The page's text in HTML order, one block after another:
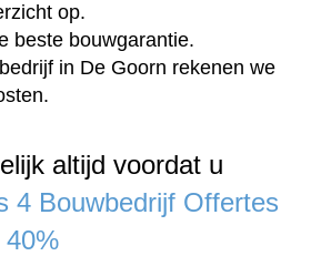
op.
beste bouwgarantie.
in De Goorn rekenen we
altijd voordat u
4 Bouwbedrijf Offertes